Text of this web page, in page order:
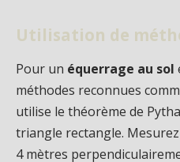
Utilisation de
Pour un équerrage au sol
méthodes reconnues
utilise le théorème de
triangle rectangle.
4 mètres